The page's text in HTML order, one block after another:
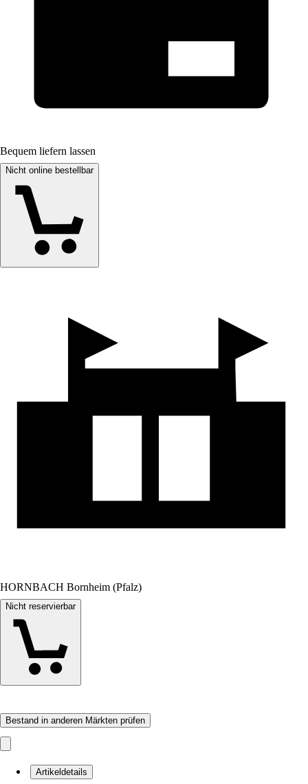
Bequem liefern lassen
Nicht online bestellbar
HORNBACH Bornheim (Pfalz)
Nicht reservierbar
Bestand in anderen Märkten prüfen
Artikeldetails